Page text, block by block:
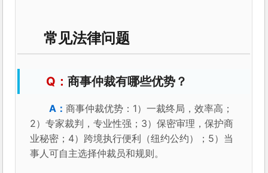
常见法律问题
商事仲裁有哪些优势？
商事仲裁优势：1）一裁终局，效率高；
2）专家裁判，专业性强；3）保密审理，保护商
业秘密；4）跨境执行便利（纽约公约）；5）当
事人可自主选择仲裁员和规则。